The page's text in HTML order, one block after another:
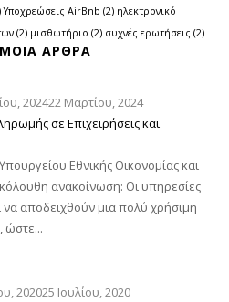
Υποχρεώσεις AirBnb (2) ηλεκτρονικό
(2) μισθωτήριο (2) συχνές ερωτήσεις (2)
ΆΡΘΡΑ
202422 Μαρτίου, 2024
σε Επιχειρήσεις και
Εθνικής Οικονομίας και
ανακοίνωση: Οι υπηρεσίες
αποδειχθούν μια πολύ χρήσιμη
ώστε...
202025 Ιουλίου, 2020